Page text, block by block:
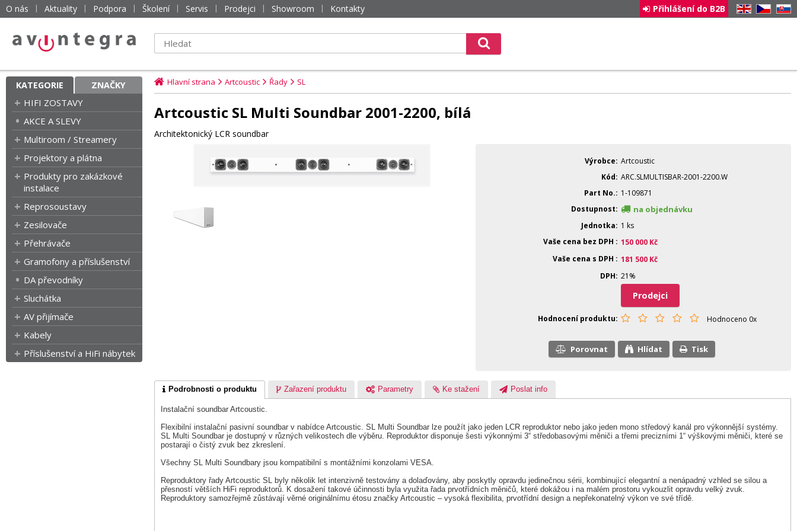
O nás Aktuality Podpora Školení Servis Prodejci Showroom Kontakty EN CZ SK
Přihlášení do B2B
KATEGORIE ZNAČKY
HIFI ZOSTAVY
AKCE A SLEVY
Multiroom / Streamery
Projektory a plátna
Produkty pro zakázkové
instalace
Reprosoustavy
Zesilovače
Přehrávače
Gramofony a příslušenství
DA převodníky
Sluchátka
AV přijímače
Kabely
Příslušenství a HiFi nábytek
Hlavní strana Artcoustic Řady SL
Artcoustic SL Multi Soundbar 2001-2200, bílá
Architektonický LCR soundbar
Výrobce Artcoustic
Kód ARC.SLMULTISBAR-2001-2200.W
Part No.
1-109871
Dostupnost
na objednávku
Jednotka
1 ks
Vaše cena bez DPH
150 000 Kč
Vaše cena s DPH
181 500 Kč
DPH 21%
Prodejci
Hodnocení produktu Hodnoceno 0x
Porovnat Hlídat Tisk
Podrobnosti o produktu Zařazení produktu Parametry Ke stažení Poslat info
Instalační soundbar Artcoustic.
Flexibilní instalační pasivní soundbar v nabídce Artcoustic. SL Multi Soundbar lze použít jako jeden LCR reproduktor nebo jako jeden mono středový kanál pro výkonnější systémy.
SL Multi Soundbar je dostupný v různých velikostech dle výběru. Reproduktor disponuje šesti výkonnými 3“ středobasovými měniči a třemi precizními 1“ výškovými měniči, které se
postarají o čistý zvuk bez zkreslení.
Všechny SL Multi Soundbary jsou kompatibilní s montážními konzolami VESA.
Reproduktory řady Artcoustic SL byly několik let intenzivně testovány a dolaďovány, aby poskytly opravdu jedinečnou sérii, kombinující elegantní a nenápadný vzhled se silou a
přesností větších HiFi reproduktorů. K dosažení takové účinnosti byla využita řada prvotřídních měničů, které dokážou i na malém prostoru vykouzlit opravdu velký zvuk.
Reproduktory samozřejmě zůstávají věrné originálnímu étosu značky Artcoustic – vysoká flexibilita, prvotřídní design a nepřekonatelný výkon ve své třídě.